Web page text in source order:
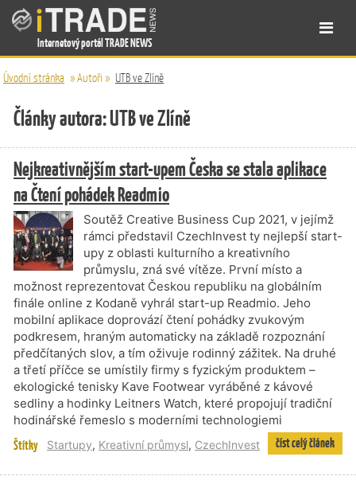
Internetový portál TRADE NEWS
Úvodní stránka »Autoři » UTB ve Zlíně
Články autora: UTB ve Zlíně
Nejkreativnějším start-upem Česka se stala aplikace
na Čtení pohádek Readmio
Soutěž Creative Business Cup 2021, v jejímž
rámci představil CzechInvest ty nejlepší start-
upy z oblasti kulturního a kreativního
průmyslu, zná své vítěze. První místo a
možnost reprezentovat Českou republiku na globálním
finále online z Kodaně vyhrál start-up Readmio. Jeho
mobilní aplikace doprovází čtení pohádky zvukovým
podkresem, hraným automaticky na základě rozpoznání
předčítaných slov, a tím oživuje rodinný zážitek. Na druhé
a třetí příčce se umístily firmy s fyzickým produktem –
ekologické tenisky Kave Footwear vyráběné z kávové
sedliny a hodinky Leitners Watch, které propojují tradiční
hodinářské řemeslo s moderními technologiemi
Štítky Startupy, Kreativní průmysl, CzechInvest číst celý článek